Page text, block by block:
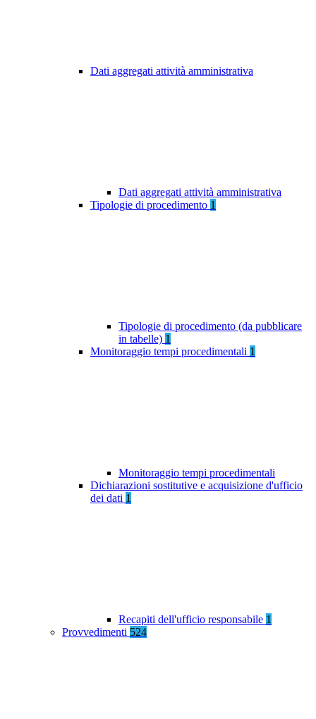
Dati aggregati attività amministrativa
Dati aggregati attività amministrativa
Tipologie di procedimento 1
Tipologie di procedimento (da pubblicare
in tabelle) 1
Monitoraggio tempi procedimentali 1
Monitoraggio tempi procedimentali
Dichiarazioni sostitutive e acquisizione d'ufficio
dei dati 1
Recapiti dell'ufficio responsabile 1
Provvedimenti 524